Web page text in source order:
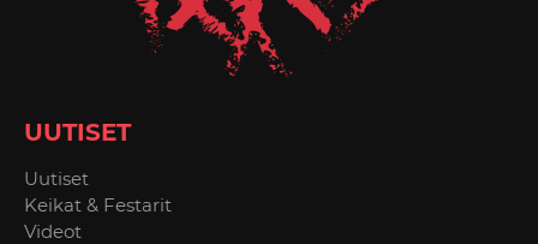
UUTISET
Uutiset
Keikat & Festarit
Videot